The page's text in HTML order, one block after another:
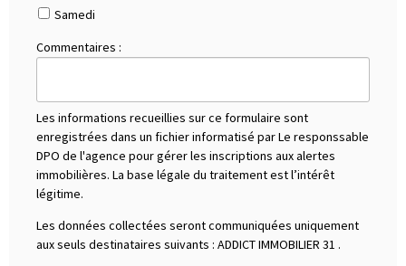
Samedi
Commentaires :
Les informations recueillies sur ce formulaire sont
enregistrées dans un fichier informatisé par Le responssable
DPO de l'agence pour gérer les inscriptions aux alertes
immobilières. La base légale du traitement est l’intérêt
légitime.
Les données collectées seront communiquées uniquement
aux seuls destinataires suivants : ADDICT IMMOBILIER 31 .